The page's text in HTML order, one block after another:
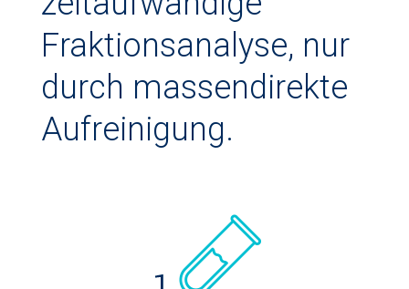
Fraktionsanalyse, nur
durch massendirekte
Aufreinigung.